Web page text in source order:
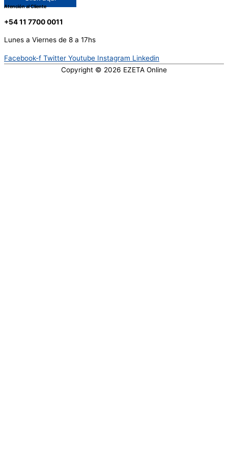
Atención al Cliente
+54 11 7700 0011
Lunes a Viernes de 8 a 17hs
Facebook-f Twitter Youtube Instagram Linkedin
Copyright © 2026 EZETA Online